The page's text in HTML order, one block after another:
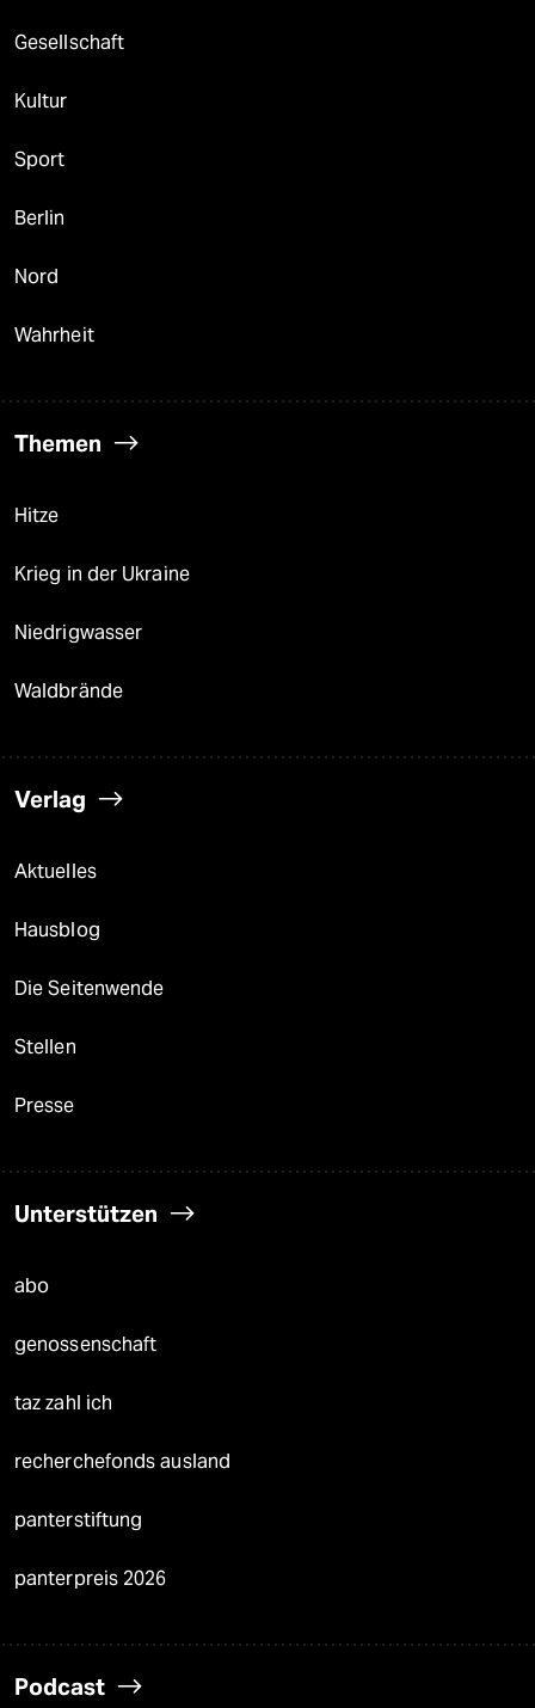
Gesellschaft
Kultur
Sport
Berlin
Nord
Wahrheit
Themen
Hitze
Krieg in der Ukraine
Niedrigwasser
Waldbrände
Verlag
Aktuelles
Hausblog
Die Seitenwende
Stellen
Presse
Unterstützen
abo
genossenschaft
taz zahl ich
recherchefonds ausland
panterstiftung
panterpreis 2026
Podcast